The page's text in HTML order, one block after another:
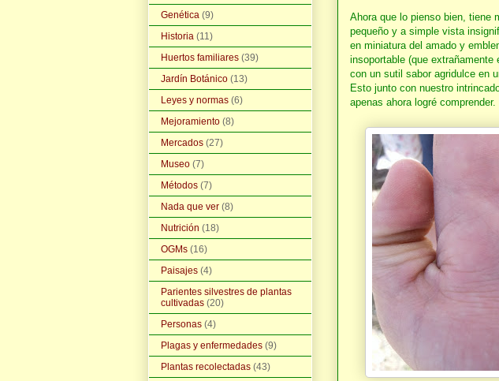
Ahora que lo pienso bien, tiene
pequeño y a simple vista
en miniatura del amado y
insoportable (que
con un sutil sabor agridulce en
Esto junto con nuestro
apenas ahora logré comprender.
Genética (9)
Historia (11)
Huertos familiares (39)
Jardín Botánico (13)
Leyes y normas (6)
Mejoramiento (8)
Mercados (27)
Museo (7)
Métodos (7)
Nada que ver (8)
Nutrición (18)
OGMs (16)
Paisajes (4)
Parientes silvestres de plantas
cultivadas (20)
Personas (4)
Plagas y enfermedades (9)
Plantas recolectadas (43)